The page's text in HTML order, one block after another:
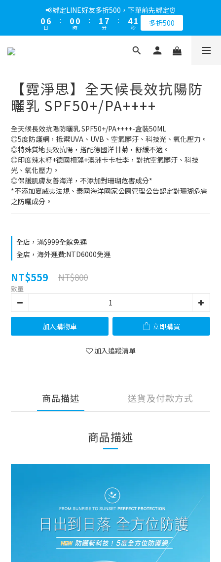
📢綁定LINE好友多折500，下單前先綁定⏰
0
7
6
5
0
日
:
1
0
1
0
時
:
2
1
0
8
7
6
1
0
分
:
5
4
3
2
1
0
秒 多折500
【霓淨思】全天候長效抗陽防
曬乳 SPF50+/PA++++
全天候長效抗陽防曬乳 SPF50+/PA++++-盒裝50ML
◎5度防護網，抵禦UVA、UVB、空氣髒汙、科技光、氧化壓力。
◎特殊質地長效抗陽，搭配德國洋甘菊，舒緩不適。
◎印度辣木籽+德國柵藻+澳洲卡卡杜李，對抗空氣髒汙、科技
光、氧化壓力。
◎保護肌膚友善海洋，不添加對珊瑚危害成分*
*不添加夏威夷法規、泰國海洋國家公園管理公告認定對珊瑚危害
之防曬成分。
全店，滿$999全館免運
全店，海外運費:NTD6000免運
NT$559 NT$800
數量
加入購物車 立即購買
加入追蹤清單
商品描述 送貨及付款方式
商品描述